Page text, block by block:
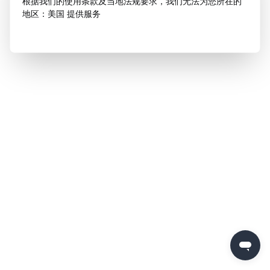
地区：美国 提供服务